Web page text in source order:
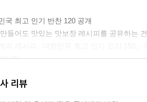
손질법
질법
철 반찬
국 최고 인기 반찬 120 공개
들어도 맛있는 맛보장 레시피를 공유하는
니다.
찬까지 반찬의 모든 것을 담았습니다.
리뷰